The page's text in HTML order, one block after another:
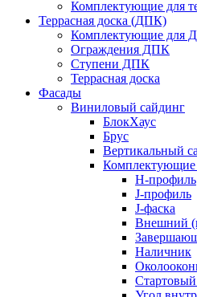
Комплектующие для
Террасная доска (ДПК)
Комплектующие для
Ограждения ДПК
Ступени ДПК
Террасная доска
Фасады
Виниловый сайдинг
БлокХаус
Брус
Вертикальный
Комплектующие
H-профиль
J-профиль
J-фаска
Внешний
Наличник